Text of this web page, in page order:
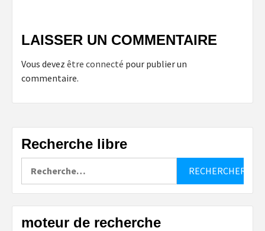
LAISSER UN COMMENTAIRE
Vous devez être connecté pour publier un
commentaire.
Recherche libre
moteur de recherche